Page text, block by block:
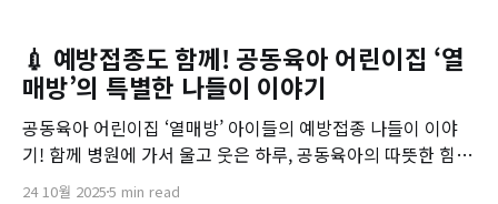
💉 예방접종도 함께! 공동육아 어린이집 ‘열
매방’의 특별한 나들이 이야기
공동육아 어린이집 ‘열매방’ 아이들의 예방접종 나들이 이야
기! 함께 병원에 가서 울고 웃은 하루, 공동육아의 따뜻한 힘을
느껴보세요.
24 10월 20255 min read